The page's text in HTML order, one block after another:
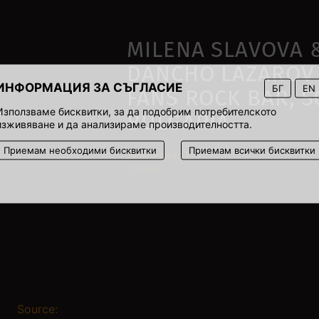
ЗА СЪГЛАСИЕ БГ EN
бисквитки, за да подобрим потребителското
и да анализираме производителността.
Приемам необходими бисквитки Приемам всички бисквитки
MILENA SLAVOVA
DANCHO
FANS ROCK BAR,
BULGARIA
28 November 2007
Source: